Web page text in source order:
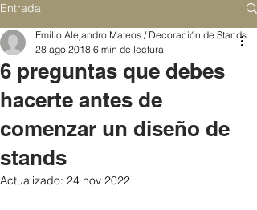
Entrada
6 preguntas que debes
hacerte antes de
comenzar un diseño de
stands
Emilio Alejandro Mateos / Decoración de Stands
28 ago 2018 6 min de lectura
Actualizado: 24 nov 2022